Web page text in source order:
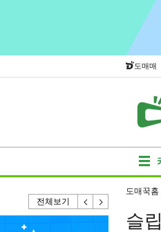
도매매
전체보기
도매꾹홈
슬